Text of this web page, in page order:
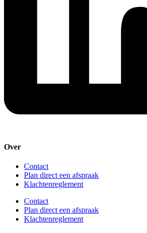
Over
Contact
Plan direct een afspraak
Klachtenreglement
Contact
Plan direct een afspraak
Klachtenreglement